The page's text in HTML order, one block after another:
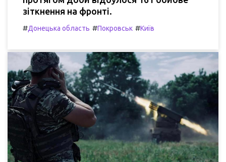
зіткнення на фронті.
#Донецька область #Покровськ #Київ